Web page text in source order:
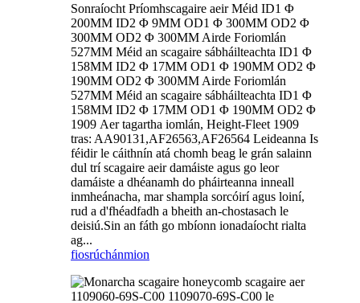
Sonraíocht Príomhscagaire aeir Méid ID1 Φ
200MM ID2 Φ 9MM OD1 Φ 300MM OD2 Φ
300MM OD2 Φ 300MM Airde Foriomlán
527MM Méid an scagaire sábháilteachta ID1 Φ
158MM ID2 Φ 17MM OD1 Φ 190MM OD2 Φ
190MM OD2 Φ 300MM Airde Foriomlán
527MM Méid an scagaire sábháilteachta ID1 Φ
158MM ID2 Φ 17MM OD1 Φ 190MM OD2 Φ
1909 Aer tagartha iomlán, Height-Fleet 1909
tras: AA90131,AF26563,AF26564 Leideanna Is
féidir le cáithnín atá chomh beag le grán salainn
dul trí scagaire aeir damáiste agus go leor
damáiste a dhéanamh do pháirteanna inneall
inmheánacha, mar shampla sorcóirí agus loiní,
rud a d'fhéadfadh a bheith an-chostasach le
deisiú.Sin an fáth go mbíonn ionadaíocht rialta
ag...
fiosrúchánmion